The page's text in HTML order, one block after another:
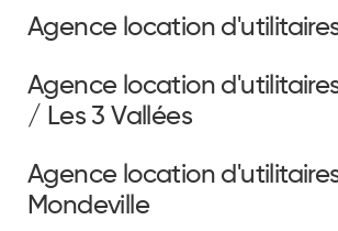
Agence location
Agence location
/ Les 3 Vallées
Agence location
Mondeville